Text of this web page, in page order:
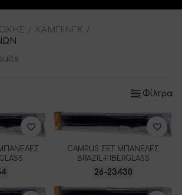
ΚΑΜΠΙΝΓΚ
Φίλτρα
CAMPUS ΣΕΤ ΜΠΑΝΕΛΕΣ
BRAZIL-FIBERGLASS
26-23430